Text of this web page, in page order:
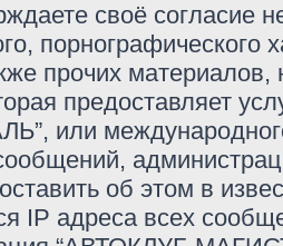
своё согласие
порнографического
прочих
предоставляет
или
об этом в
IP адреса всех